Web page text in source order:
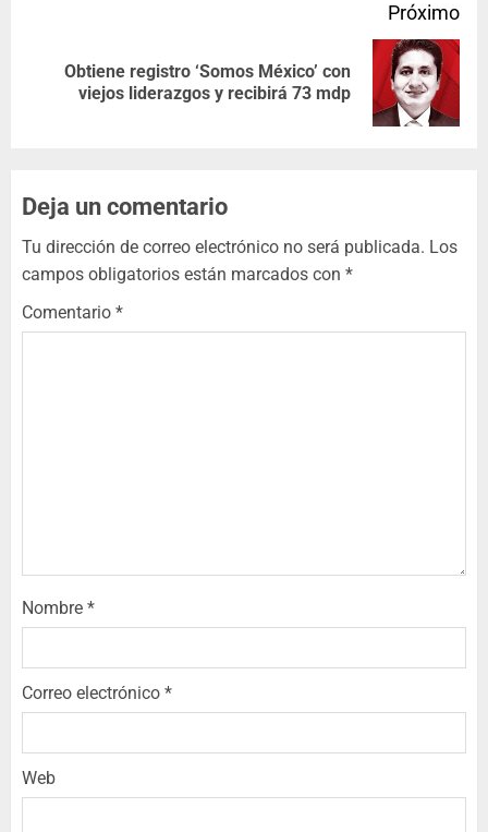
Próximo
Obtiene registro ‘Somos México’ con
viejos liderazgos y recibirá 73 mdp
Deja un comentario
Tu dirección de correo electrónico no será publicada. Los
campos obligatorios están marcados con *
Comentario *
Nombre *
Correo electrónico *
Web